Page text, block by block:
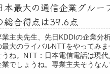
本最大の通信企業グルー
総合得点は39.6点
業主夫先生、先日KDDIの企業分
最大のライバルNTTをやってみ
うね。NTT：日本電信電話は現
業でしょうね。専業主夫そうな